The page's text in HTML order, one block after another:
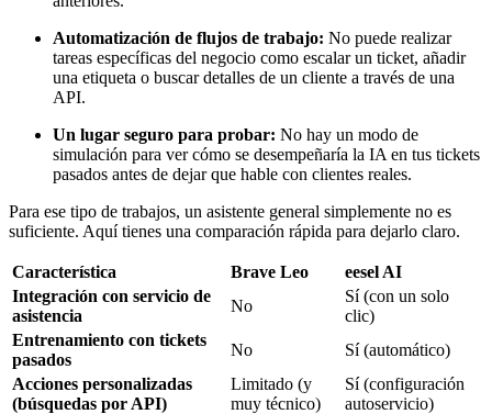
Automatización de flujos de trabajo: No puede realizar
tareas específicas del negocio como escalar un ticket, añadir
una etiqueta o buscar detalles de un cliente a través de una
API.
Un lugar seguro para probar: No hay un modo de
simulación para ver cómo se desempeñaría la IA en tus tickets
pasados antes de dejar que hable con clientes reales.
Para ese tipo de trabajos, un asistente general simplemente no es
suficiente. Aquí tienes una comparación rápida para dejarlo claro.
Característica Brave Leo
eesel AI
Integración con servicio de
asistencia
No
Sí (con un solo
clic)
Entrenamiento con tickets
pasados
No
Sí (automático)
Acciones personalizadas
(búsquedas por API)
Limitado (y
muy técnico)
Sí (configuración
autoservicio)